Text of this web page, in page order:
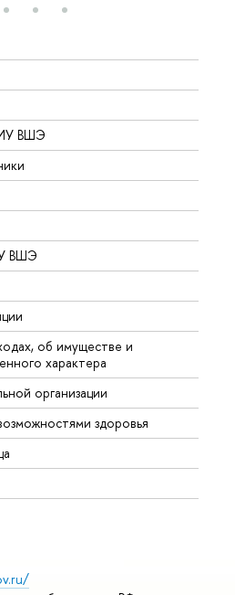
ВШЭ
ВШЭ
об имуществе и
характера
организации
здоровья